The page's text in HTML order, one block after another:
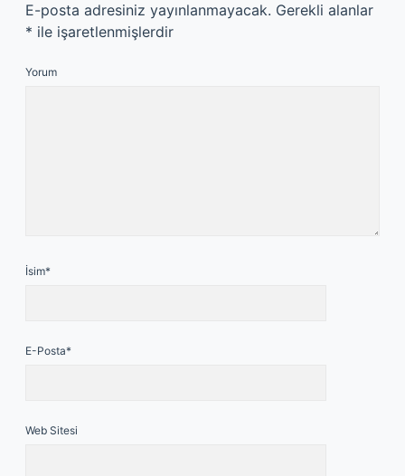
E-posta adresiniz yayınlanmayacak. Gerekli alanlar
* ile işaretlenmişlerdir
Yorum
İsim*
E-Posta*
Web Sitesi